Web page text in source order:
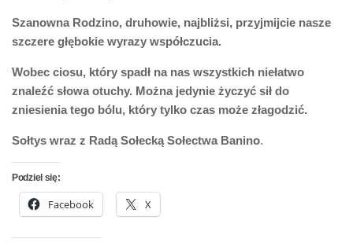
Szanowna Rodzino, druhowie, najbliżsi, przyjmijcie nasze
szczere głębokie wyrazy współczucia.
Wobec ciosu, który spadł na nas wszystkich niełatwo
znaleźć słowa otuchy. Można jedynie życzyć sił do
zniesienia tego bólu, który tylko czas może złagodzić.
Sołtys wraz z Radą Sołecką Sołectwa Banino.
Podziel się:
Facebook X